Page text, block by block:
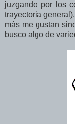
juzgando por los
trayectoria
más me gustan
busco algo de